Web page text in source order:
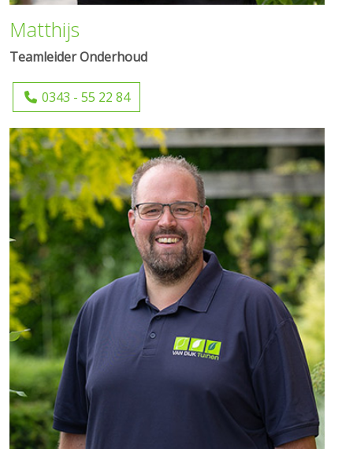
Matthijs
Teamleider Onderhoud
0343 - 55 22 84